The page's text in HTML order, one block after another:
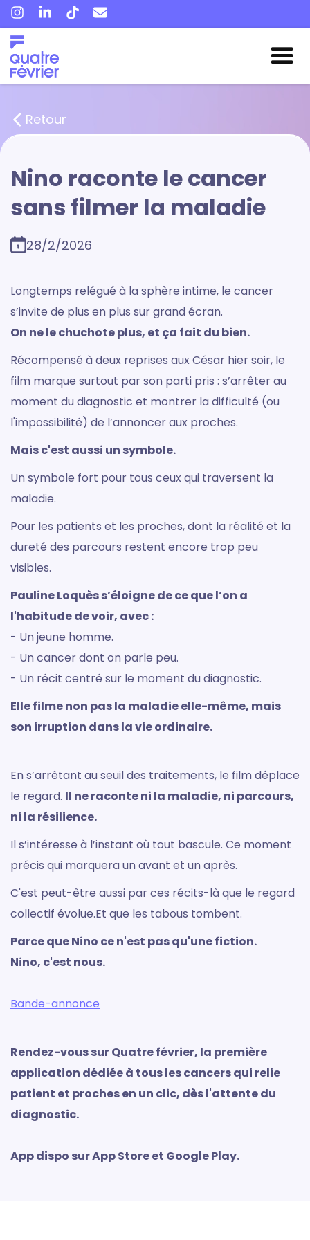
Retour
Nino raconte le cancer
sans filmer la maladie
28/2/2026
Longtemps relégué à la sphère intime, le cancer
s’invite de plus en plus sur grand écran.
On ne le chuchote plus, et ça fait du bien.
Récompensé à deux reprises aux César hier soir, le
film marque surtout par son parti pris : s’arrêter au
moment du diagnostic et montrer la difficulté (ou
l'impossibilité) de l’annoncer aux proches.
Mais c'est aussi un symbole.
Un symbole fort pour tous ceux qui traversent la
maladie.
Pour les patients et les proches, dont la réalité et la
dureté des parcours restent encore trop peu
visibles.
Pauline Loquès s’éloigne de ce que l’on a
l'habitude de voir, avec :
- Un jeune homme.
- Un cancer dont on parle peu.
- Un récit centré sur le moment du diagnostic.
Elle filme non pas la maladie elle-même, mais
son irruption dans la vie ordinaire.
En s’arrêtant au seuil des traitements, le film déplace
le regard. Il ne raconte ni la maladie, ni parcours,
ni la résilience.
Il s’intéresse à l’instant où tout bascule. Ce moment
précis qui marquera un avant et un après.
C'est peut-être aussi par ces récits-là que le regard
collectif évolue.Et que les tabous tombent.
Parce que Nino ce n'est pas qu'une fiction.
Nino, c'est nous.
Bande-annonce
Rendez-vous sur Quatre février, la première
application dédiée à tous les cancers qui relie
patient et proches en un clic, dès l'attente du
diagnostic.
App dispo sur App Store et Google Play.